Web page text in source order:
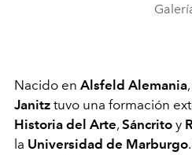
Nacido en Alsfeld Alemania
Janitz tuvo una formación
Historia del Arte, Sáncrito y
la Universidad de Marburgo